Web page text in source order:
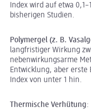
Index wird auf etwa
bisherigen Studien.
Polymergel (z. B.
langfristiger Wirkung
nebenwirkungsarme
Entwicklung, aber erste
Index von unter 1 hin.
Thermische Verhütung: